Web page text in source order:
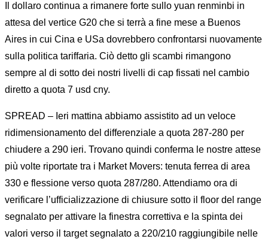
Il dollaro continua a rimanere forte sullo yuan renminbi in
attesa del vertice G20 che si terrà a fine mese a Buenos
Aires in cui Cina e USa dovrebbero confrontarsi nuovamente
sulla politica tariffaria. Ciò detto gli scambi rimangono
sempre al di sotto dei nostri livelli di cap fissati nel cambio
diretto a quota 7 usd cny.
SPREAD – Ieri mattina abbiamo assistito ad un veloce
ridimensionamento del differenziale a quota 287-280 per
chiudere a 290 ieri. Trovano quindi conferma le nostre attese
più volte riportate tra i Market Movers: tenuta ferrea di area
330 e flessione verso quota 287/280. Attendiamo ora di
verificare l’ufficializzazione di chiusure sotto il floor del range
segnalato per attivare la finestra correttiva e la spinta dei
valori verso il target segnalato a 220/210 raggiungibile nelle